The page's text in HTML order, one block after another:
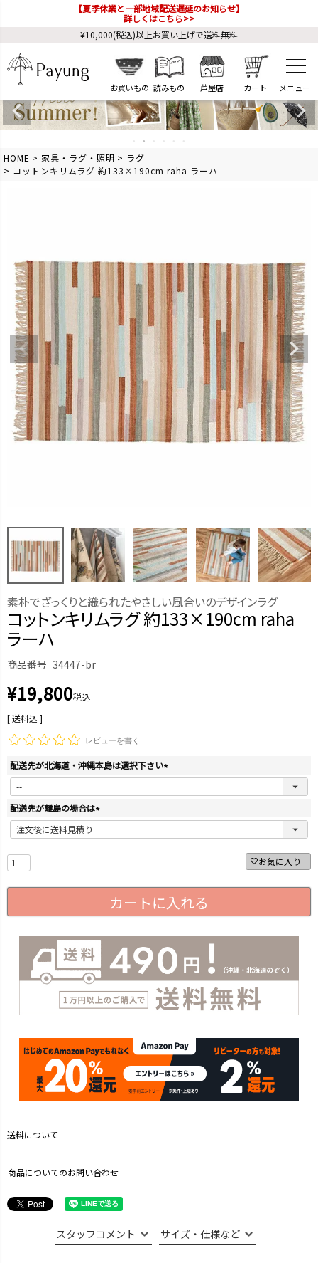
【夏季休業と一部地域配送遅延のお知らせ】
詳しくはこちら>>
¥10,000(税込)以上お買い上げで送料無料
お買いもの 読みもの 芦屋店 カート
HOME 家具・ラグ・照明
ラグ
コットンキリムラグ 約133×190cm raha ラーハ
素朴でざっくりと織られたやさしい風合いのデザインラグ
コットンキリムラグ 約133×190cm raha
ラーハ
商品番号 34447-br
¥19,800税込
送料込
レビューを書く
配送先が北海道・沖縄本島は選択下さい
(
必
)
配送先が離島の場合は
(
必
お気に入り
カートに入れる
送料について
商品についてのお問い合わせ
スタッフコメント サイズ・仕様など